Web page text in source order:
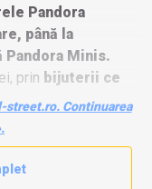
Pandora
până la
Pandora Minis.
prin bijuterii ce
desene sau
street.ro. Continuarea